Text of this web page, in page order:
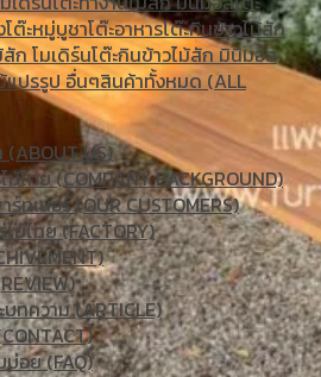
โต๊ะหมู่บูชาโต๊ะอาหารโต๊ะกินข้าวไม้สัก
ก โมเดิร์นโต๊ะกินข้าวไม้สัก มินิมอล
แปรรูป อื่นๆสินค้าทั้งหมด (ALL
(ABOUT US)
ไทย (COMPANY BACKGROUND)
ทเนอร์ (OUR CUSTOMERS)
ม้ไทย (FACTORY)
บทความ (ARTICLE)
อย (FAQ)